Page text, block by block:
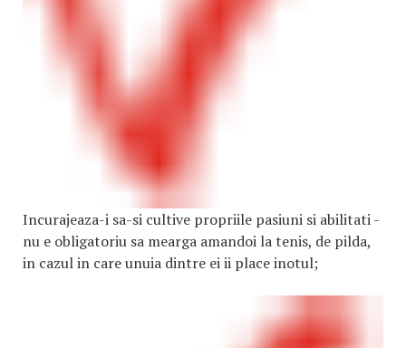
Incurajeaza-i sa-si cultive propriile pasiuni si abilitati -
nu e obligatoriu sa mearga amandoi la tenis, de pilda,
in cazul in care unuia dintre ei ii place inotul;